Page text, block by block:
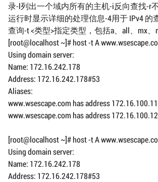
录-l列出一个域内所有的主机-i反向查找-r
运行时显示详细的处理信息-4用于 IPv4 的
查询-t <类型>指定类型，包括a、all、mx
[root@localhost ~]# host -t A
Using domain server:
Name: 172.16.242.178
Address: 172.16.242.178#53
Aliases:
www.wsescape.com has address 172.16.100.11
www.wsescape.com has address 172.16.100.12
[root@localhost ~]# host -t A
Using domain server:
Name: 172.16.242.178
Address: 172.16.242.178#53